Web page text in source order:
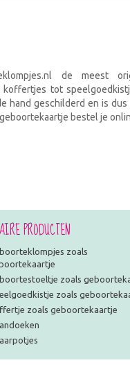
de meest
koffertjes tot
hand geschilderd en is dus
bestel je
PRODUCTEN
zoals
zoals
zoals
zoals geboortekaartje